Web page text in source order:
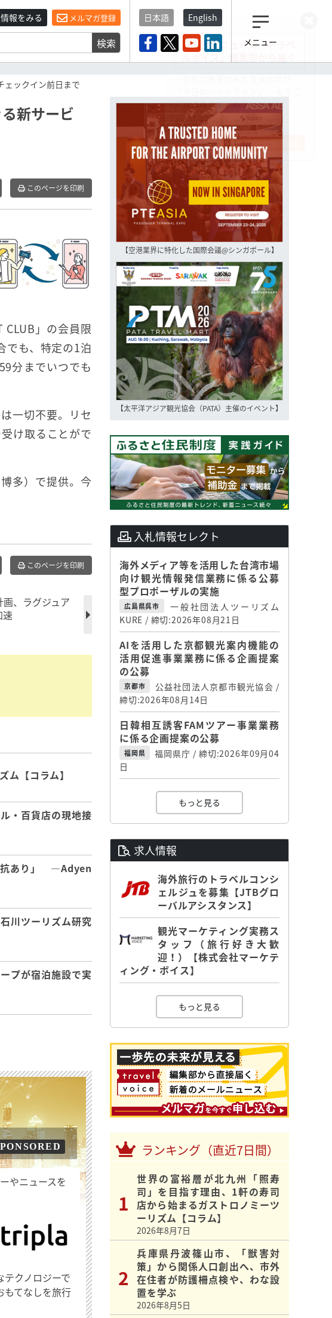
報をみる メルマガ登録
検索
日本語 English
メニュー
ェックイン前日まで
新サービ
このページを印刷
」の会員限
でも、特定の1泊
分までいつでも
一切不要。リセ
け取ることがで
多）で提供。今
このページを印刷
、ラグジュア
速
ム【コラム】
・百貨店の現地接
抗あり」 ―Adyen
川ツーリズム研究
プが宿泊施設で実
やニュースを
テクノロジーで
もてなしを旅行
【空港業界に特化した国際会議@シンガポール】
【太平洋アジア観光協会（PATA）主催のイベント】
入札情報セレクト
海外メディア等を活用した台湾市場
向け観光情報発信業務に係る公募
型プロポーザルの実施
広島県呉市
一般社団法人ツーリズム
KURE / 締切:2026年08月21日
AIを活用した京都観光案内機能の
活用促進事業業務に係る企画提案
の公募
京都市
公益社団法人京都市観光協会 /
締切:2026年08月14日
日韓相互誘客FAMツアー事業業務
に係る企画提案の公募
福岡県
福岡県庁 / 締切:2026年09月04
日
もっと見る
求人情報
海外旅行のトラベルコンシ
ェルジュを募集【JTBグロ
ーバルアシスタンス】
観光マーケティング実務ス
タッフ（旅行好き大歓
迎！）【株式会社マーケテ
ィング・ボイス】
もっと見る
ランキング（直近7日間）
世界の富裕層が北九州「照寿
司」を目指す理由、1軒の寿司
店から始まるガストロノミーツ
ーリズム【コラム】
2026年8月7日
兵庫県丹波篠山市、「獣害対
策」から関係人口創出へ、市外
在住者が防護柵点検や、わな設
置を学ぶ
2026年8月5日
観光産業ニュース「トラベ
登録済みですよね？
もし未だ登録していないなら…
いますぐ登録する